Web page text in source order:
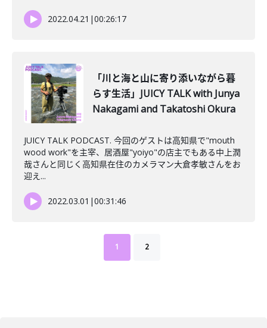
2022.04.21 |00:26:17
「川と海と山に寄り添いながら暮
らす生活」JUICY TALK with Junya
Nakagami and Takatoshi Okura
JUICY TALK PODCAST. 今回のゲストは高知県で"mouth
wood work"を主宰、居酒屋"yoiyo"の店主でもある中上潤
哉さんと同じく高知県在住のカメラマン大倉孝敏さんをお
迎え...
2022.03.01 |00:31:46
1 2